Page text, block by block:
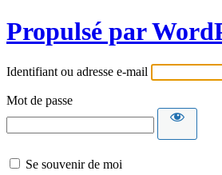
Propulsé par
Identifiant ou adresse e-mail
Mot de passe
Se souvenir de moi